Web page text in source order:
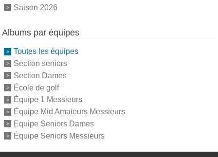
Saison 2026
Albums par équipes
Toutes les équipes
Section seniors
Section Dames
École de golf
Équipe 1 Messieurs
Équipe Mid Amateurs Messieurs
Equipe Seniors Dames
Équipe Seniors Messieurs